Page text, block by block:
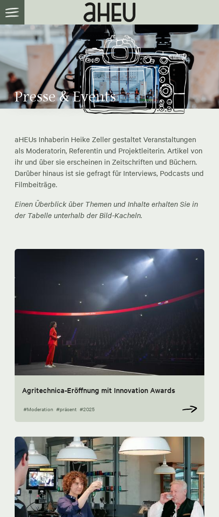
Presse & Events
aHEUs Inhaberin Heike Zeller gestaltet Veranstaltungen
als Moderatorin, Referentin und Projektleiterin. Artikel von
ihr und über sie erscheinen in Zeitschriften und Büchern.
Darüber hinaus ist sie gefragt für Interviews, Podcasts und
Filmbeiträge.
Einen Überblick über Themen und Inhalte erhalten Sie in
der Tabelle unterhalb der Bild-Kacheln.
Agritechnica-Eröffnung mit Innovation Awards
#Moderation #präsent #2025